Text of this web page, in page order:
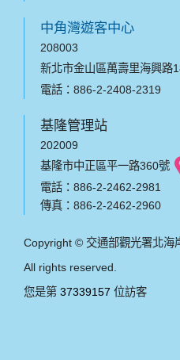
中角灣遊客中心
208003
新北市金山區萬壽里海興路
電話：886-2-2408-2319
基隆管理站
202009
基隆市中正區平一路360號
電話：886-2-2462-2981
傳真：886-2-2462-2960
Copyright © 交通部觀光署北海
All rights reserved.
您是第 37339157 位訪客